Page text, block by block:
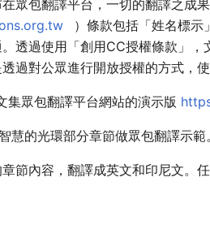
眾包翻譯平台，一切的翻譯之成
）條款包括「姓名標
透過使用「創用CC授權條款」
過對公眾進行開放授權的方式，
集眾包翻譯平台網站的演示版
慧的光環部分章節做眾包翻譯示範
節內容，翻譯成英文和印尼文。